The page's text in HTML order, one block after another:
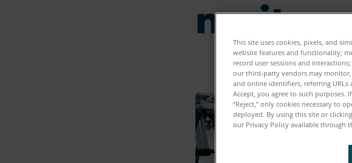
muito
This site uses cookies, pixels, and
website features and functionality;
record user sessions and
our third-party vendors may
and online identifiers, referring
Accept, you agree to such purposes.
“Reject,” only cookies necessary to
deployed. By using this site or clicking
our Privacy Policy available through